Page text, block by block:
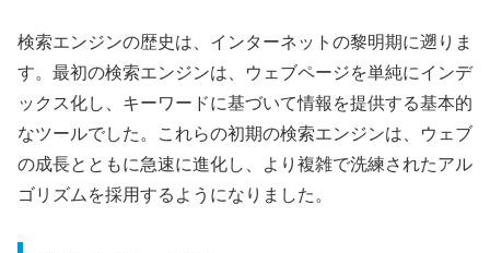
検索エンジンの歴史は、インターネットの黎明期に遡りま
す。最初の検索エンジンは、ウェブページを単純にインデ
ックス化し、キーワードに基づいて情報を提供する基本的
なツールでした。これらの初期の検索エンジンは、ウェブ
の成長とともに急速に進化し、より複雑で洗練されたアル
ゴリズムを採用するようになりました。